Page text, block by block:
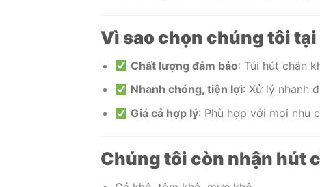
Vì sao chọn chúng tôi tại
Chất lượng đảm bảo: Túi hút chân
Nhanh chóng, tiện lợi: Xử lý nhanh
Giá cả hợp lý: Phù hợp với mọi nhu
Chúng tôi còn nhận hút